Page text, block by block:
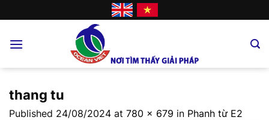
to
thang tu
Published 24/08/2024 at 780 × 679 in Phanh từ E2